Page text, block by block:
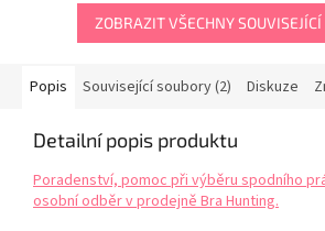
ZOBRAZIT VŠECHNY SOUVISEJÍCÍ
Popis Související soubory (2) Diskuze
Detailní popis produktu
Poradenství, pomoc při výběru spodního
osobní odběr v prodejně Bra Hunting.